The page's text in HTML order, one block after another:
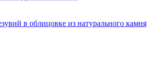
в облицовке из натурального камня